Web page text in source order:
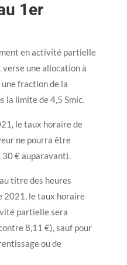
1er
en activité partielle
une allocation à
fraction de la
la limite de 4,5 Smic.
le taux horaire de
ne pourra être
€ auparavant).
titre des heures
2021, le taux horaire
partielle sera
8,11 €), sauf pour
ou de